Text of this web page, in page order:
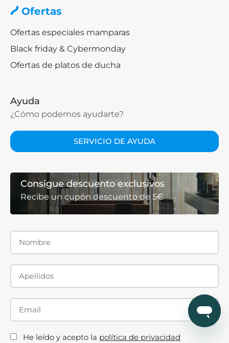
Ofertas
Ofertas especiales mamparas
Black friday & Cybermonday
Ofertas de platos de ducha
Ayuda
¿Cómo podemos ayudarte?
SERVICIO DE AYUDA
Consigue descuento exclusivos
Recibe un cupón descuento de 5€
He leído y acepto la política de privacidad